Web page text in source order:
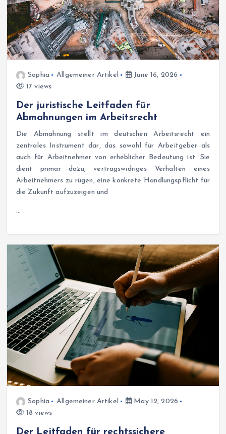
Sophia Allgemeiner Artikel
June 16, 2026
17 views
Der juristische Leitfaden für
Abmahnungen im Arbeitsrecht
Die Abmahnung stellt im deutschen Arbeitsrecht ein
zentrales Instrument dar, das sowohl für Arbeitgeber als
auch für Arbeitnehmer von erheblicher Bedeutung ist. Sie
dient primär dazu, vertragswidriges Verhalten eines
Arbeitnehmers zu rügen, eine konkrete Handlungspflicht für
die Zukunft aufzuzeigen und
…
Sophia Allgemeiner Artikel
May 12, 2026
18 views